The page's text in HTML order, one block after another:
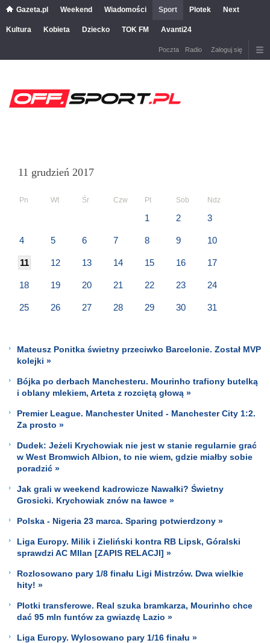
Gazeta.pl Weekend Wiadomości Sport Plotek Next
Kultura Kobieta Dziecko TOK FM Avanti24
Poczta Radio Zaloguj się
11 grudzień 2017
Pn Wt Śr Czw Pt Sob Ndz
1 2 3
4 5 6 7 8 9 10
11 12 13 14 15 16 17
18 19 20 21 22 23 24
25 26 27 28 29 30 31
Mateusz Ponitka świetny przeciwko Barcelonie. Został MVP
kolejki »
Bójka po derbach Manchesteru. Mourinho trafiony butelką
i oblany mlekiem, Arteta z rozciętą głową »
Premier League. Manchester United - Manchester City 1:2.
Za prosto »
Dudek: Jeżeli Krychowiak nie jest w stanie regularnie grać
w West Bromwich Albion, to nie wiem, gdzie miałby sobie
poradzić »
Jak grali w weekend kadrowicze Nawałki? Świetny
Grosicki. Krychowiak znów na ławce »
Polska - Nigeria 23 marca. Sparing potwierdzony »
Liga Europy. Milik i Zieliński kontra RB Lipsk, Góralski
sprawdzi AC MIlan [ZAPIS RELACJI] »
Rozlosowano pary 1/8 finału Ligi Mistrzów. Dwa wielkie
hity! »
Plotki transferowe. Real szuka bramkarza, Mourinho chce
dać 95 mln funtów za gwiazdę Lazio »
Liga Europy. Wylosowano pary 1/16 finału »